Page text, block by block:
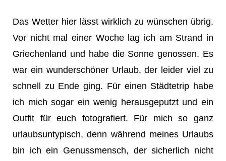
Das Wetter hier lässt wirklich zu wünschen übrig.
Vor nicht mal einer Woche lag ich am Strand in
Griechenland und habe die Sonne genossen. Es
war ein wunderschöner Urlaub, der leider viel zu
schnell zu Ende ging. Für einen Städtetrip habe
ich mich sogar ein wenig herausgeputzt und ein
Outfit für euch fotografiert. Für mich so ganz
urlaubsuntypisch, denn während meines Urlaubs
bin ich ein Genussmensch, der sicherlich nicht